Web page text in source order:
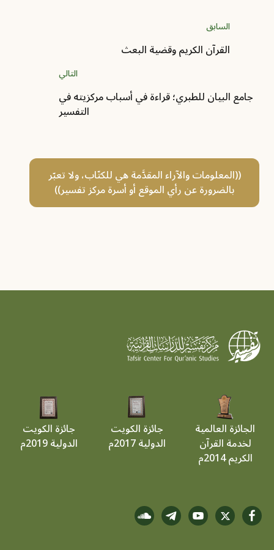
السابق
القرآن الكريم وقضية البعث
التالي
جامع البيان للطبري؛ قراءة في أسباب مركزيته في
التفسير
((المعلومات والآراء المقدَّمة هي للكتّاب، ولا تعبّر
بالضرورة عن رأي الموقع أو أسرة مركز تفسير))
الجائزة العالمية
لخدمة القرآن
الكريم 2014م
جائزة الكويت
الدولية 2017م
جائزة الكويت
الدولية 2019م